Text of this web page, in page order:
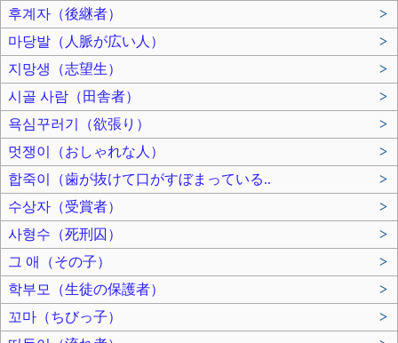
후계자（後継者）
>
마당발（人脈が広い人）
>
지망생（志望生）
>
시골 사람（田舎者）
>
욕심꾸러기（欲張り）
>
멋쟁이（おしゃれな人）
>
합죽이（歯が抜けて口がすぼまっている..
>
수상자（受賞者）
>
사형수（死刑囚）
>
그 애（その子）
>
학부모（生徒の保護者）
>
꼬마（ちびっ子）
>